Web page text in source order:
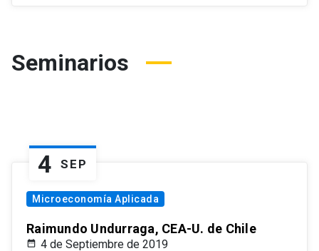
Seminarios
4 SEP
Microeconomía Aplicada
Raimundo Undurraga, CEA-U. de Chile
4 de Septiembre de 2019